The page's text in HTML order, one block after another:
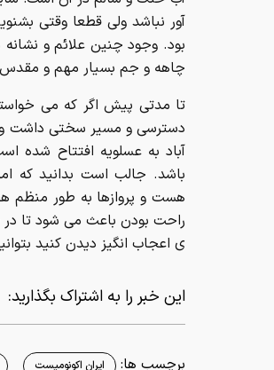
آور نباشد ولی قطعا وقتی
بود. وجود چنین علائم و
چاهه و جم بسیار مهم و مقدس
تا مدتی پیش اگر که می
دسترسی و مسیر سختی داشت
آباد به عسلویه افتتاح
باشد. جالب است بدانید که
هست و پروازها به طور منظم
راحت بودن باعث می شود تا در
ی اعجاب انگیز دیدن کنید
این خبر را به اشتراک بگذارید:
برچسب ها: ایران اکونومیست